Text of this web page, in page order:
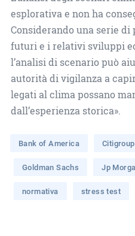
esplorativa e non ha
Considerando una serie
futuri e i relativi sviluppi
l’analisi di scenario può
autorità di vigilanza a
legati al clima possano
dall’esperienza storica».
Bank of America Citigroup
Goldman Sachs Jp
normativa stress test